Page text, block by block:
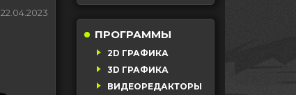
22.04.2023
ПРОГРАММЫ
2D ГРАФИКА
3D ГРАФИКА
ВИДЕОРЕДАКТОРЫ